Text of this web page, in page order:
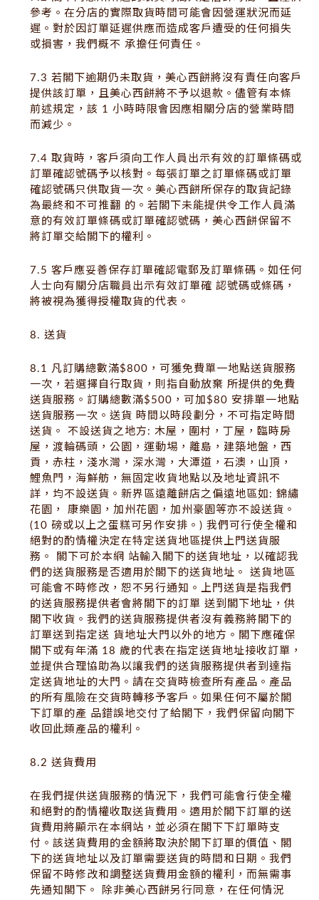
參考。在分店的實際取貨時間可能會因營運狀況而延
遲。對於因訂單延遲供應而造成客戶遭受的任何損失
或損害，我們概不 承擔任何責任。
7.3 若閣下逾期仍未取貨，美心西餅將沒有責任向客戶
提供該訂單，且美心西餅將不予以退款。儘管有本條
前述規定，該 1 小時時限會因應相關分店的營業時間
而減少。
7.4 取貨時，客戶須向工作人員出示有效的訂單條碼或
訂單確認號碼予以核對。每張訂單之訂單條碼或訂單
確認號碼只供取貨一次。美心西餅所保存的取貨記錄
為最終和不可推翻 的。若閣下未能提供令工作人員滿
意的有效訂單條碼或訂單確認號碼，美心西餅保留不
將訂單交給閣下的權利。
7.5 客戶應妥善保存訂單確認電郵及訂單條碼。如任何
人士向有關分店職員出示有效訂單確 認號碼或條碼，
將被視為獲得授權取貨的代表。
8. 送貨
8.1 凡訂購總數滿$800，可獲免費單一地點送貨服務
一次，若選擇自行取貨，則指自動放棄 所提供的免費
送貨服務。訂購總數滿$500，可加$80 安排單一地點
送貨服務一次。送貨 時間以時段劃分，不可指定時間
送貨。 不設送貨之地方: 木屋，圍村，丁屋，臨時房
屋，渡輪碼頭，公園，運動埸，離島，建築地盤，西
貢，赤柱，淺水灣，深水灣，大潭道，石澳，山頂，
鯉魚門，海鮮舫，無固定收貨地點以及地址資訊不
詳，均不設送貨。新界區遠離餅店之偏遠地區如: 錦繡
花園， 康樂園，加州花園，加州豪園等亦不設送貨。
(10 磅或以上之蛋糕可另作安排。) 我們可行使全權和
絕對的酌情權決定在特定送貨地區提供上門送貨服
務。 閣下可於本網 站輸入閣下的送貨地址，以確認我
們的送貨服務是否適用於閣下的送貨地址。 送貨地區
可能會不時修改，恕不另行通知。上門送貨是指我們
的送貨服務提供者會將閣下的訂單 送到閣下地址，供
閣下收貨。我們的送貨服務提供者沒有義務將閣下的
訂單送到指定送 貨地址大門以外的地方。閣下應確保
閣下或有年滿 18 歲的代表在指定送貨地址接收訂單，
並提供合理協助為以讓我們的送貨服務提供者到達指
定送貨地址的大門。請在交貨時檢查所有產品。產品
的所有風險在交貨時轉移予客戶。如果任何不屬於閣
下訂單的產 品錯誤地交付了給閣下，我們保留向閣下
收回此類產品的權利。
8.2 送貨費用
在我們提供送貨服務的情況下，我們可能會行使全權
和絕對的酌情權收取送貨費用。適用於閣下訂單的送
貨費用將顯示在本網站，並必須在閣下下訂單時支
付。該送貨費用的金額將取決於閣下訂單的價值、閣
下的送貨地址以及訂單需要送貨的時間和日期。我們
保留不時修改和調整送貨費用金額的權利，而無需事
先通知閣下。 除非美心西餅另行同意，在任何情況